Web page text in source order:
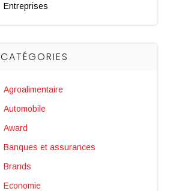
Entreprises
CATÉGORIES
Agroalimentaire
Automobile
Award
Banques et assurances
Brands
Economie